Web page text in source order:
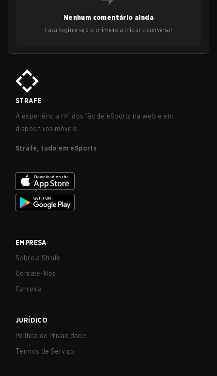
Nenhum comentário ainda
Faça login e seja o primeiro a iniciar a conversa!
STRAFE
A experiência nº1 dos fãs de eSports na web e em
dispositivos móveis.
Strafe, tudo em eSports
EMPRESA
Sobre a Strafe
Contate-Nos
Carreira
JURÍDICO
Política de Privacidade
Termos de Serviço